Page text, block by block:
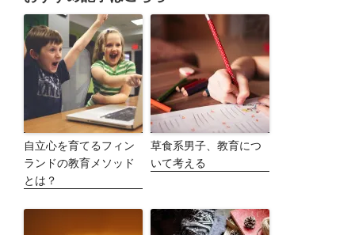
自立心を育てるフィン
ランドの教育メソッド
とは？
草食系男子、教育につ
いて考える